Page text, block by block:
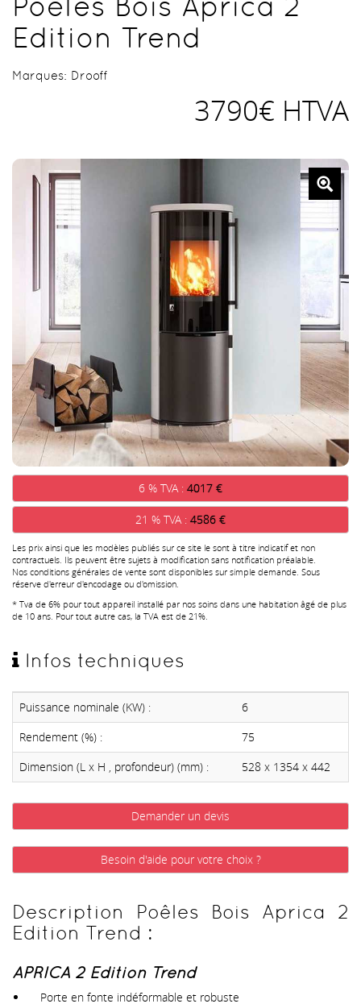
Edition Trend
Marques: Drooff
3790€ HTVA
6 % TVA : 4017 €
21 % TVA : 4586 €
Les prix ainsi que les modèles publiés sur ce site le sont à titre indicatif et non
contractuels. Ils peuvent être sujets à modification sans notification préalable.
Nos conditions générales de vente sont disponibles sur simple demande. Sous
réserve d'erreur d'encodage ou d'omission.
* Tva de 6% pour tout appareil installé par nos soins dans une habitation âgé de plus
de 10 ans. Pour tout autre cas, la TVA est de 21%.
Infos techniques
Puissance nominale (KW) :
6
Rendement (%) :
75
Dimension (L x H , profondeur) (mm) :
528 x 1354 x 442
Demander un devis
Besoin d'aide pour votre choix ?
Description Poêles Bois Aprica 2
Edition Trend :
APRICA 2 Edition Trend
Porte en fonte indéformable et robuste